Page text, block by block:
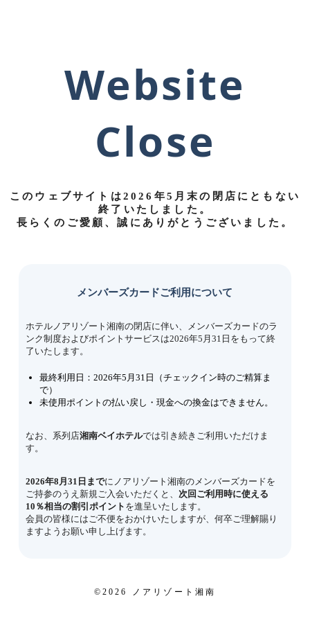
Website
Close
このウェブサイトは2026年5月末の閉店にともない
終了 いたしました。
長らくのご愛顧、誠にありがとうございました。
メンバーズカードご利用について
ホテルノアリゾート湘南の閉店に伴い、メンバーズカードのラ
ンク制度およびポイントサービスは2026年5月31日をもって終
了いたします。
最終利用日：2026年5月31日（チェックイン時のご精算ま
で）
未使用ポイントの払い戻し・現金への換金はできません。
なお、系列店湘南ベイホテルでは引き続きご利用いただけま
す。
2026年8月31日までにノアリゾート湘南のメンバーズカードを
ご持参のうえ新規ご入会いただくと、 次回ご利用時に使える
10％相当の割引ポイント を進呈いたします。
会員の皆様にはご不便をおかけいたしますが、何卒ご理解賜り
ますようお願い申し上げます。
©️2026 ノアリゾート湘南